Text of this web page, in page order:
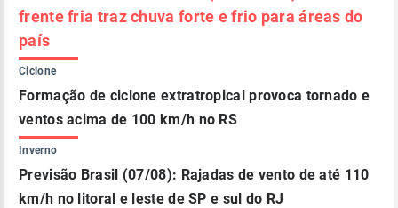
frente fria traz chuva forte e frio para áreas do
país
Ciclone
Formação de ciclone extratropical provoca tornado e
ventos acima de 100 km/h no RS
Inverno
Previsão Brasil (07/08): Rajadas de vento de até 110
km/h no litoral e leste de SP e sul do RJ